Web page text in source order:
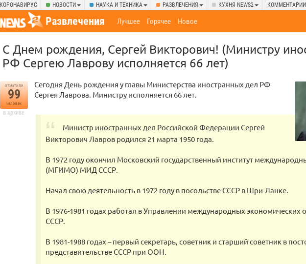
КОРОНАВИРУС НОВОСТИ НАУКА И ТЕХНИКА РАЗВЛЕЧЕНИЯ КУХНЯ NEWS2 КОММЕНТАРИИ
Развлечения Лучшее Горячее Новое
С Днем рождения, Сергей Викторович! (Министру
РФ Сергею Лаврову исполняется 66 лет)
отметили
99
человек
в архиве
Сегодня День рождения у главы Министерства иностранных дел РФ
Сергея Лаврова. Министру исполняется 66 лет.
Министр иностранных дел Российской Федерации Сергей
Викторович Лавров родился 21 марта 1950 года.
В 1972 году окончил Московский государственный институт
(МГИМО) МИД СССР.
Начал свою деятельность в 1972 году в посольстве СССР в Шри-Ланке.
В 1976-1981 годах работал в Управлении международных
СССР.
В 1981-1988 годах – первый секретарь, советник и старший советник в
представительстве СССР при ООН.